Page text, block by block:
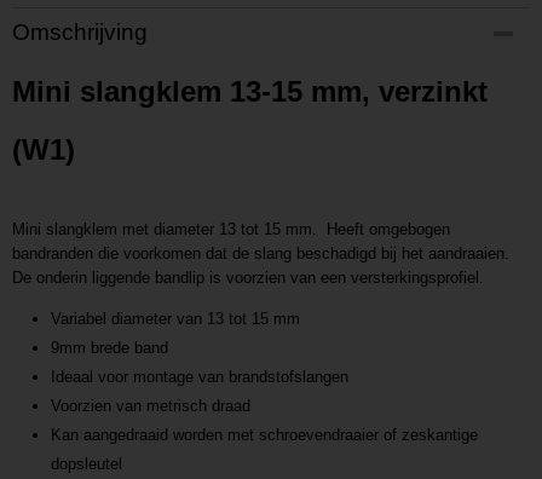
Productcode
2017922141620
P2017922141620
Omschrijving
Mini slangklem 13-15 mm, verzinkt
(W1)
Mini slangklem met diameter 13 tot 15 mm. Heeft omgebogen
bandranden die voorkomen dat de slang beschadigd bij het aandraaien.
De onderin liggende bandlip is voorzien van een versterkingsprofiel.
Variabel diameter van 13 tot 15 mm
9mm brede band
Ideaal voor montage van brandstofslangen
Voorzien van metrisch draad
Kan aangedraaid worden met schroevendraaier of zeskantige
dopsleutel